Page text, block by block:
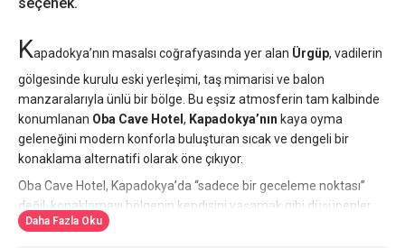
Kapadokya’nın masalsı coğrafyasında yer alan Ürgüp, vadilerin
gölgesinde kurulu eski yerleşimi, taş mimarisi ve balon
manzaralarıyla ünlü bir bölge. Bu eşsiz atmosferin tam kalbinde
konumlanan Oba Cave Hotel , Kapadokya’nın kaya oyma
geleneğini modern konforla buluşturan sıcak ve dengeli bir
konaklama alternatifi olarak öne çıkıyor.
Oba Cave Hotel, Kapadokya’da “sadece bir geceleme noktası”
değil, konaklamayı bölgenin kendisini yaşamak gibi düşünenler
için güçlü bir seçenek sunuyor. Burada tatil; sabahın ilk ışıklarıyla
Daha Fazla Oku